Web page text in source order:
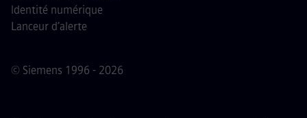
© Siemens 1996 - 2026
Identité numérique
Lanceur d’alerte